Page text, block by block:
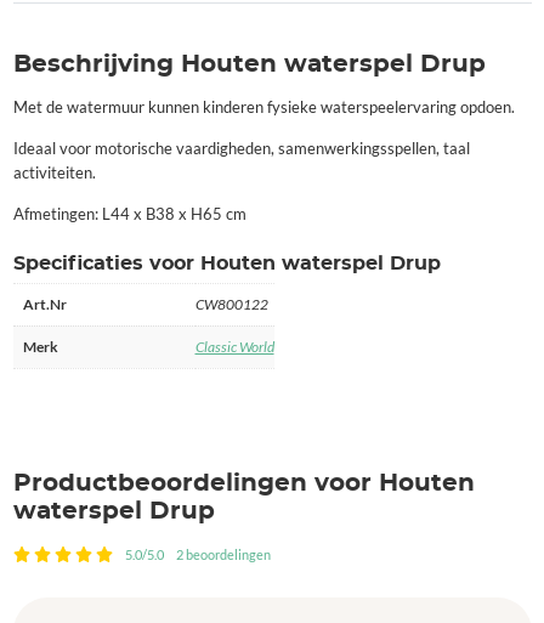
Beschrijving Houten waterspel Drup
Met de watermuur kunnen kinderen fysieke waterspeelervaring opdoen.
Ideaal voor motorische vaardigheden, samenwerkingsspellen, taal
activiteiten.
Afmetingen: L44 x B38 x H65 cm
Specificaties voor Houten waterspel Drup
Art.Nr CW800122
Merk Classic World
Productbeoordelingen voor Houten
waterspel Drup
5.0/5.0 2 beoordelingen